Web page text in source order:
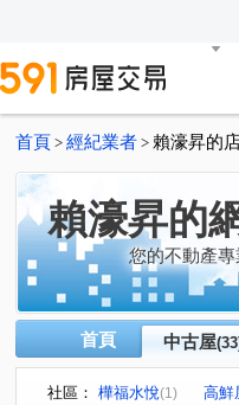
首頁 > 經紀業者 > 賴濠昇的
賴濠昇的
您的不動產專
首頁 中古屋
社區： 樺福水悅(1) 高鮮